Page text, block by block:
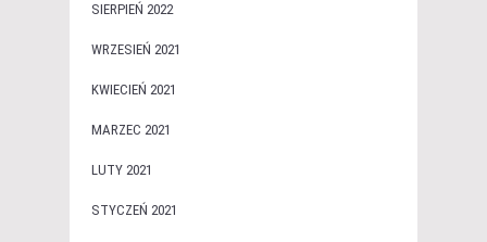
SIERPIEŃ 2022
WRZESIEŃ 2021
KWIECIEŃ 2021
MARZEC 2021
LUTY 2021
STYCZEŃ 2021